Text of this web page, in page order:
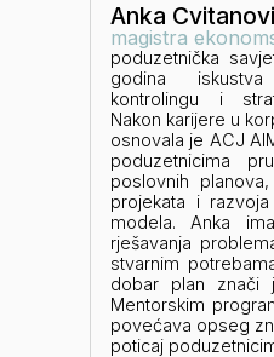
Anka
magistra
poduzetnička
godina
kontrolingu i
Nakon karijere u
osnovala je ACJ
poduzetnicima
poslovnih
projekata i
modela. Anka
rješavanja
stvarnim
dobar plan znači
Mentorskim
povećava opseg
poticaj